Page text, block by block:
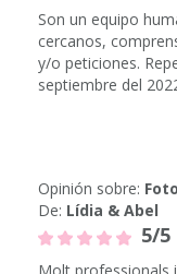
Son un equipo
cercanos,
y/o peticiones.
septiembre del
Opinión sobre:
De: Lídia & Abel
5/5